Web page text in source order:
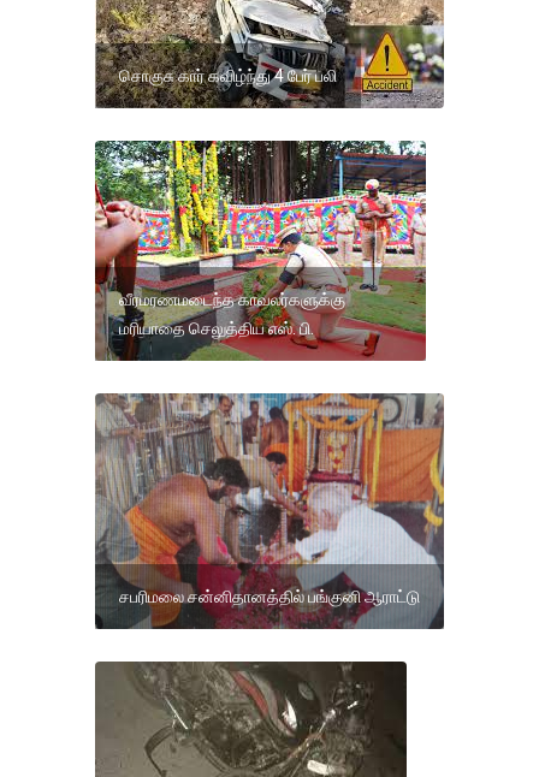
சொகுசு கார் கவிழ்ந்து 4 பேர் பலி
வீரமரணமடைந்த காவலர்களுக்கு
மரியாதை செலுத்திய எஸ். பி.
சபரிமலை சன்னிதானத்தில் பங்குனி ஆராட்டு